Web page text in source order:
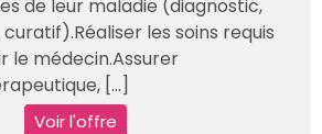
de leur maladie (diagnostic,
les soins requis
le médecin.Assurer
[...]
Voir l'offre